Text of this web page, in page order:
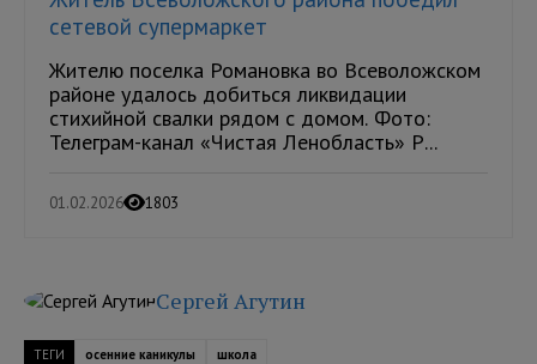
сетевой супермаркет
Жителю поселка Романовка во Всеволожском
районе удалось добиться ликвидации
стихийной свалки рядом с домом. Фото:
Телеграм-канал «Чистая Ленобласть» Р...
01.02.2026 1803
Сергей Агутин
ТЕГИ осенние каникулы школа